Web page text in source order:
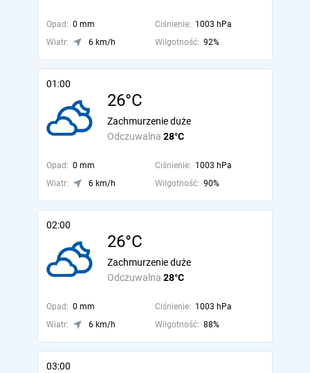
Opad: 0 mm Ciśnienie: 1003 hPa
Wiatr:
6 km/h Wilgotność: 92%
01:00
26°C
Odczuwalna 28°C
Zachmurzenie duże
Opad: 0 mm Ciśnienie: 1003 hPa
Wiatr:
6 km/h Wilgotność: 90%
02:00
26°C
Odczuwalna 28°C
Zachmurzenie duże
Opad: 0 mm Ciśnienie: 1003 hPa
Wiatr:
6 km/h Wilgotność: 88%
03:00